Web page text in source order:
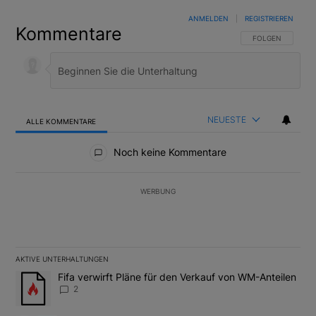
Kommentare FOLGE DIESER
FOLGEN
ANMELDEN REGISTRIEREN
ALLE KOMMENTARE NEUESTE
Noch keine Kommentare
WERBUNG
AKTIVE UNTERHALTUNGEN
Das Folgende ist eine Liste der am meisten kommentierten
Ein Trendartikel mit dem Titel "Fifa verwirft Pläne für den
Fifa verwirft Pläne für den Verkauf von WM-Anteilen
2